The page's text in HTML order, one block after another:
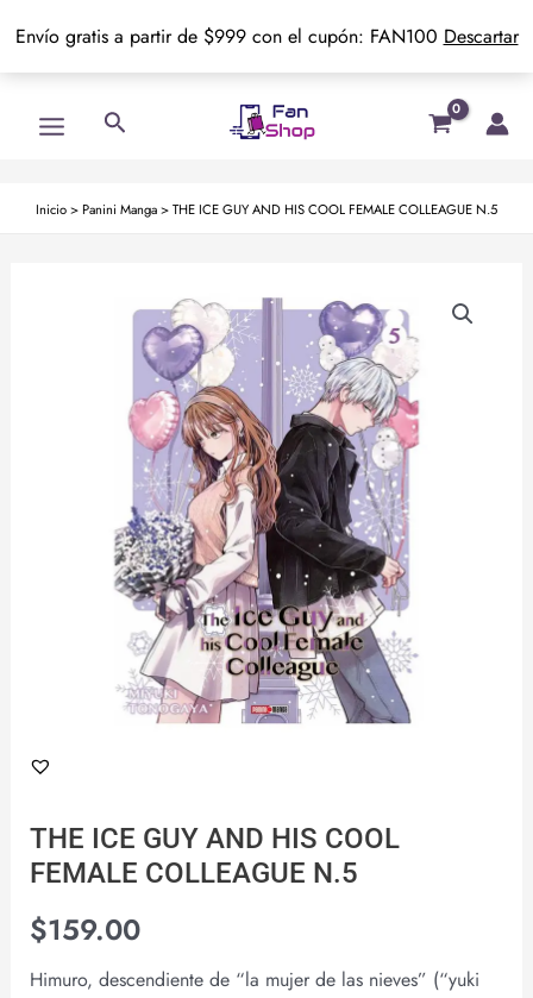
Envío gratis a partir de $999 con el cupón: FAN100 Descartar
Menu
Buscar
Inicio> Panini Manga>THE ICE GUY AND HIS COOL FEMALE COLLEAGUE N.5
THE ICE GUY AND HIS COOL
FEMALE COLLEAGUE N.5
$159.00
Himuro, descendiente de “la mujer de las nieves” (“yuki
COLLEAGUE